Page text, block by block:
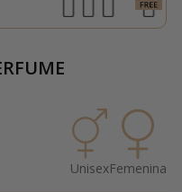
UnisexFemenina